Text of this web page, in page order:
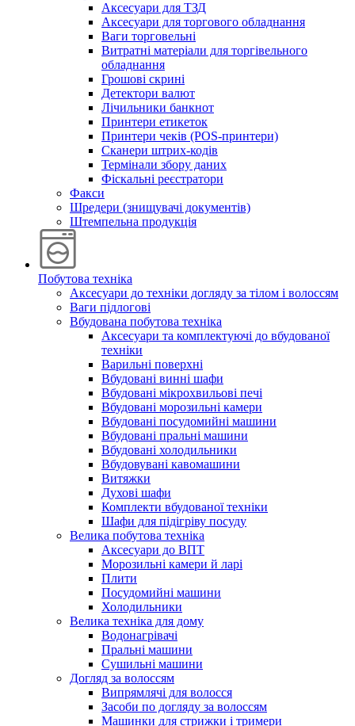
Аксесуари для ТЗД
Аксесуари для торгового обладнання
Ваги торговельні
Витратні матеріали для торгівельного
обладнання
Грошові скрині
Детектори валют
Лічильники банкнот
Принтери етикеток
Принтери чеків (POS-принтери)
Сканери штрих-кодів
Термінали збору даних
Фіскальні реєстратори
Факси
Шредери (знищувачі документів)
Штемпельна продукція
Побутова техніка
Аксесуари до техніки догляду за тілом і волоссям
Ваги підлогові
Вбудована побутова техніка
Аксесуари та комплектуючі до вбудованої
техніки
Варильні поверхні
Вбудовані винні шафи
Вбудовані мікрохвильові печі
Вбудовані морозильні камери
Вбудовані посудомийні машини
Вбудовані пральні машини
Вбудовані холодильники
Вбудовувані кавомашини
Витяжки
Духові шафи
Комплекти вбудованої техніки
Шафи для підігріву посуду
Велика побутова техніка
Аксесуари до ВПТ
Морозильні камери й ларі
Плити
Посудомийні машини
Холодильники
Велика техніка для дому
Водонагрівачі
Пральні машини
Сушильні машини
Догляд за волоссям
Випрямлячі для волосся
Засоби по догляду за волоссям
Машинки для стрижки і тримери